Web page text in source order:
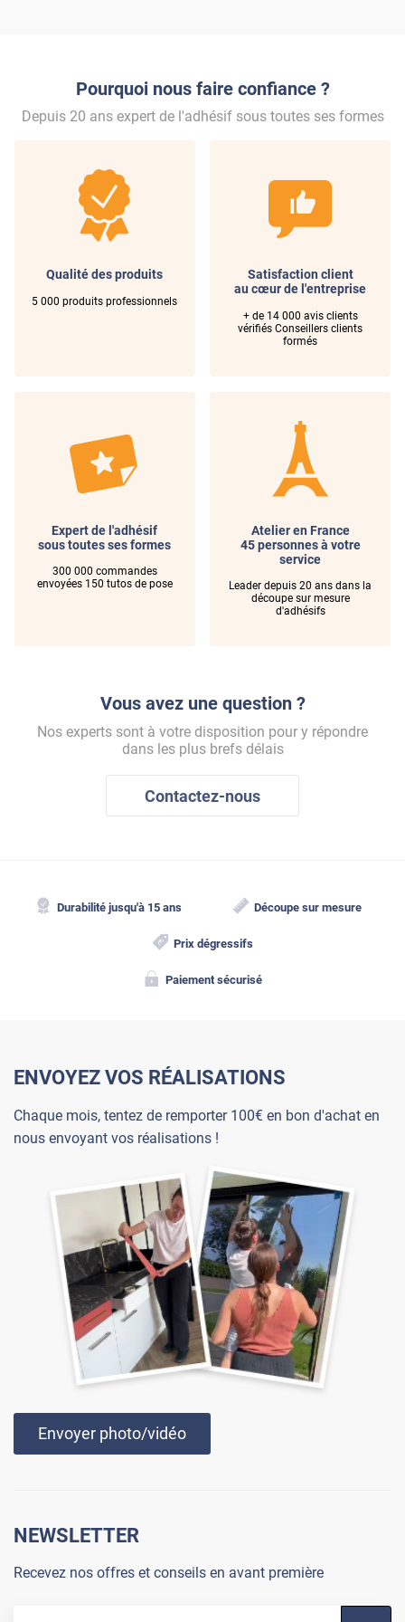
DEPOLI-203x
Film 2 en 1 face terrain de tennis
MIROIRplus-241x
Pourquoi nous faire confiance ?
Depuis 20 ans expert de l'adhésif sous toutes ses formes
Qualité des produits
5 000 produits professionnels
Satisfaction client
au cœur de l'entreprise
+ de 14 000 avis clients
vérifiés Conseillers clients
formés
Expert de l'adhésif
sous toutes ses formes
300 000 commandes
envoyées 150 tutos de pose
Atelier en France
45 personnes à votre
service
Leader depuis 20 ans dans la
découpe sur mesure
d'adhésifs
Vous avez une question ?
Nos experts sont à votre disposition pour y répondre
dans les plus brefs délais
Contactez-nous
Durabilité jusqu'à 15 ans Découpe sur mesure
Prix dégressifs
Paiement sécurisé
ENVOYEZ VOS RÉALISATIONS
Chaque mois, tentez de remporter 100€ en bon d'achat en
nous envoyant vos réalisations !
Envoyer photo/vidéo
NEWSLETTER
Recevez nos offres et conseils en avant première